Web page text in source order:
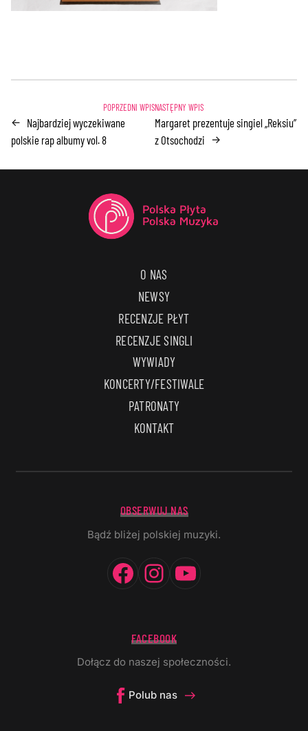
← Najbardziej wyczekiwane
polskie rap albumy vol. 8
Margaret prezentuje singiel „Reksiu”
z Otsochodzi →
O NAS
NEWSY
RECENZJE PŁYT
RECENZJE SINGLI
WYWIADY
KONCERTY/FESTIWALE
PATRONATY
KONTAKT
OBSERWUJ NAS
Bądź bliżej polskiej muzyki.
Facebook
Instagram
FACEBOOK
Dołącz do naszej społeczności.
Polub nas